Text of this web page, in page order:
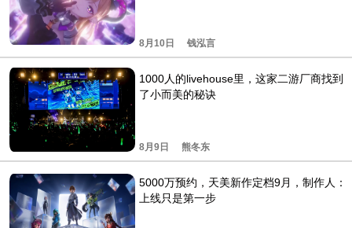
8月10日 钱泓言
1000人的livehouse里，这家二游厂商找到
了小而美的秘诀
8月9日 熊冬东
5000万预约，天美新作定档9月，制作人：
上线只是第一步